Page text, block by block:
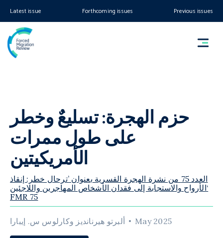
Latest issue Forthcoming issues Previous issues
حزم الهجرة: تسليعٌ وخطر
على طول ممرات
الأمريكيتين
العدد 75 من نشرة الهجرة القسرية بعنوان ’ترحال خطر: إنقاذ
الأرواح والاستجابة إلى فقدان الأشخاص المهاجرين واللاجئين‘
FMR 75
ألبرتو هيرنانديز وكارلوس س. إيبارا May 2025